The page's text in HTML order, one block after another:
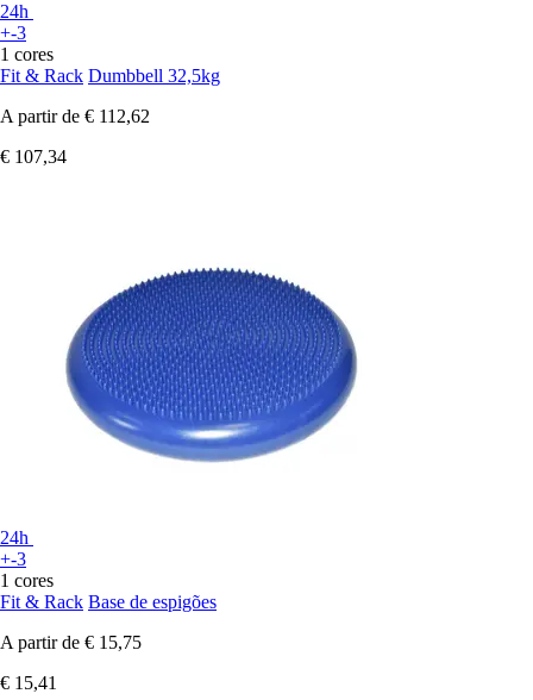
24h
+-3
1 cores
Fit & Rack Dumbbell 32,5kg
A partir de € 112,62
€ 107,34
24h
+-3
1 cores
Fit & Rack Base de espigões
A partir de € 15,75
€ 15,41